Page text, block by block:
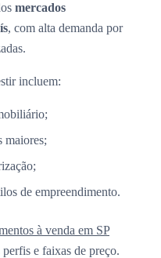
mercados
, com alta demanda por
incluem:
maiores;
de empreendimento.
à venda em SP
e faixas de preço.